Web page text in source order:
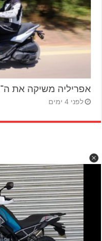
אפריליה משיקה את ה־SR GT 400 בישראל
לפני 4 ימים